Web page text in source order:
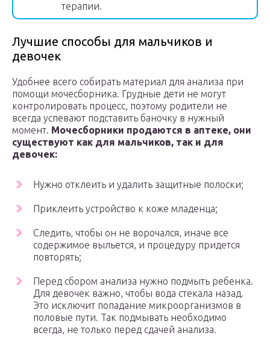
терапии.
Лучшие способы для мальчиков и
девочек
Удобнее всего собирать материал для анализа при
помощи мочесборника. Грудные дети не могут
контролировать процесс, поэтому родители не
всегда успевают подставить баночку в нужный
момент. Мочесборники продаются в аптеке, они
существуют как для мальчиков, так и для
девочек:
Нужно отклеить и удалить защитные полоски;
Приклеить устройство к коже младенца;
Следить, чтобы он не ворочался, иначе все
содержимое выльется, и процедуру придется
повторять;
Перед сбором анализа нужно подмыть ребенка.
Для девочек важно, чтобы вода стекала назад.
Это исключит попадание микроорганизмов в
половые пути. Так подмывать необходимо
всегда, не только перед сдачей анализа.